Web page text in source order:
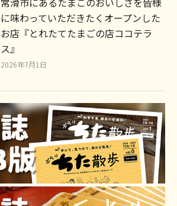
に味わっていただきたくオープンした
お店『とれたてたまごの店ココテラ
ス』
2026年7月1日